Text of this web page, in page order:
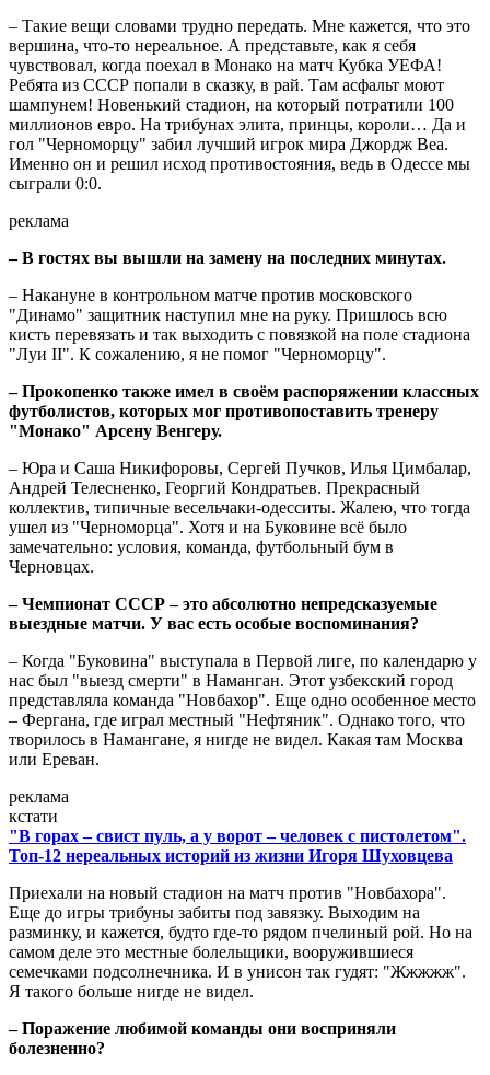
– Такие вещи словами трудно передать. Мне кажется, что это
вершина, что-то нереальное. А представьте, как я себя
чувствовал, когда поехал в Монако на матч Кубка УЕФА!
Ребята из СССР попали в сказку, в рай. Там асфальт моют
шампунем! Новенький стадион, на который потратили 100
миллионов евро. На трибунах элита, принцы, короли… Да и
гол "Черноморцу" забил лучший игрок мира Джордж Веа.
Именно он и решил исход противостояния, ведь в Одессе мы
сыграли 0:0.
реклама
– В гостях вы вышли на замену на последних минутах.
– Накануне в контрольном матче против московского
"Динамо" защитник наступил мне на руку. Пришлось всю
кисть перевязать и так выходить с повязкой на поле стадиона
"Луи II". К сожалению, я не помог "Черноморцу".
– Прокопенко также имел в своём распоряжении классных
футболистов, которых мог противопоставить тренеру
"Монако" Арсену Венгеру.
– Юра и Саша Никифоровы, Сергей Пучков, Илья Цимбалар,
Андрей Телесненко, Георгий Кондратьев. Прекрасный
коллектив, типичные весельчаки-одесситы. Жалею, что тогда
ушел из "Черноморца". Хотя и на Буковине всё было
замечательно: условия, команда, футбольный бум в
Черновцах.
– Чемпионат СССР – это абсолютно непредсказуемые
выездные матчи. У вас есть особые воспоминания?
– Когда "Буковина" выступала в Первой лиге, по календарю у
нас был "выезд смерти" в Наманган. Этот узбекский город
представляла команда "Новбахор". Еще одно особенное место
– Фергана, где играл местный "Нефтяник". Однако того, что
творилось в Намангане, я нигде не видел. Какая там Москва
или Ереван.
реклама
кстати
"В горах – свист пуль, а у ворот – человек с пистолетом".
Топ-12 нереальных историй из жизни Игоря Шуховцева
Приехали на новый стадион на матч против "Новбахора".
Еще до игры трибуны забиты под завязку. Выходим на
разминку, и кажется, будто где-то рядом пчелиный рой. Но на
самом деле это местные болельщики, вооружившиеся
семечками подсолнечника. И в унисон так гудят: "Жжжжж".
Я такого больше нигде не видел.
– Поражение любимой команды они восприняли
болезненно?